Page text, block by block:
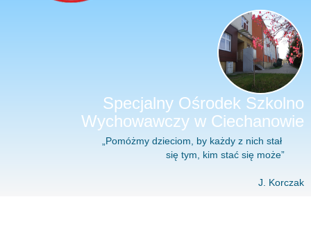
Specjalny Ośrodek Szkolno
Wychowawczy w Ciechanowie
„Pomóżmy dzieciom, by każdy z nich stał
się tym, kim stać się może”
J. Korczak